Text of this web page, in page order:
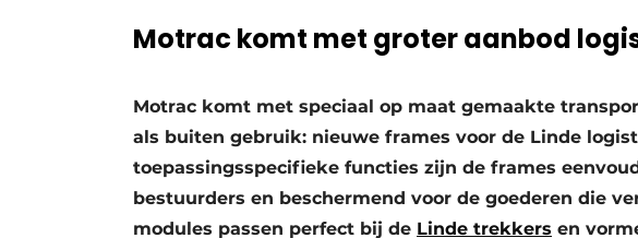
Motrac komt met groter aanbod
Motrac komt met speciaal op maat gemaakte
als buiten gebruik: nieuwe frames voor de Linde
toepassingsspecifieke functies zijn de frames
bestuurders en beschermend voor de goederen die
modules passen perfect bij de Linde trekkers en